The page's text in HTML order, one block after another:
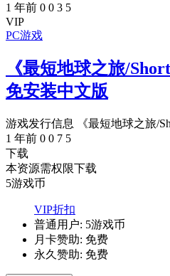
1 年前 0 0 3 5
VIP
PC游戏
《最短地球之旅/
免安装中文版
游戏发行信息 《最短地球之旅/
1 年前 0 0 7 5
下载
本资源需权限下载
5游戏币
VIP折扣
普通用户: 5游戏币
月卡赞助: 免费
永久赞助: 免费